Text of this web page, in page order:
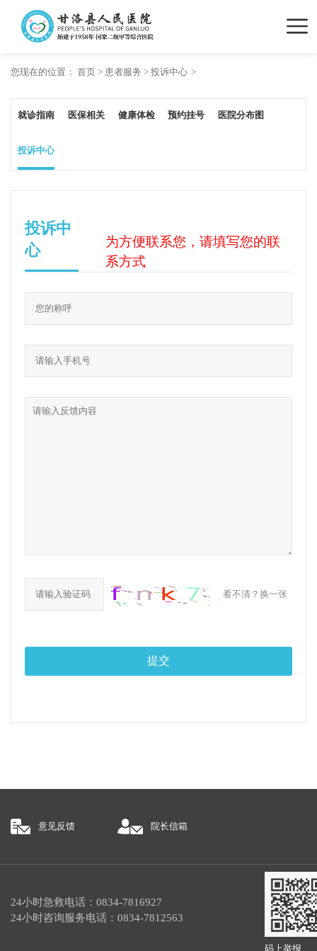
您现在的位置： 首页 > 患者服务 > 投诉中心
就诊指南 医保相关 健康体检 预约挂号 医院分布图
投诉中心
投诉中
心
为方便联系您，请填写您的联
系方式
看不清？换一张
意见反馈 院长信箱
24小时急救电话：0834-7816927
24小时咨询服务电话：0834-7812563
码上举报